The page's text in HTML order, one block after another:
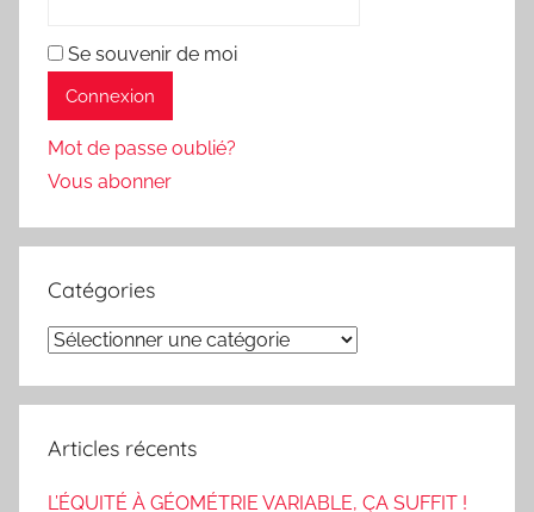
Se souvenir de moi
Mot de passe oublié?
Vous abonner
Catégories
Catégories
Articles récents
L’ÉQUITÉ À GÉOMÉTRIE VARIABLE, ÇA SUFFIT !